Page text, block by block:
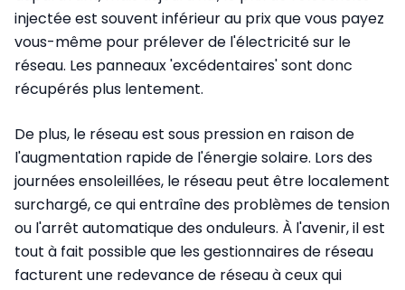
injectée est souvent inférieur au prix que vous payez
vous-même pour prélever de l'électricité sur le
réseau. Les panneaux 'excédentaires' sont donc
récupérés plus lentement.
De plus, le réseau est sous pression en raison de
l'augmentation rapide de l'énergie solaire. Lors des
journées ensoleillées, le réseau peut être localement
surchargé, ce qui entraîne des problèmes de tension
ou l'arrêt automatique des onduleurs. À l'avenir, il est
tout à fait possible que les gestionnaires de réseau
facturent une redevance de réseau à ceux qui